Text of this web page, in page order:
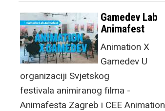
Gamedev Lab
Animafest
Animation X
Gamedev U
organizaciji Svjetskog
festivala animiranog filma -
Animafesta Zagreb i CEE Animation